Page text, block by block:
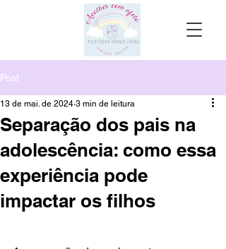
Post
Separação dos pais na
adolescência: como essa
experiência pode
impactar os filhos
13 de mai. de 2024 3 min de leitura